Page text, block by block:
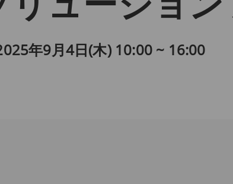
年9月4日(木) 10:00 ~ 16:00